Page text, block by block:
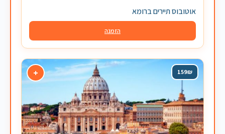
אוטובוס תיירים ברומא
הזמנה
+ 159₪